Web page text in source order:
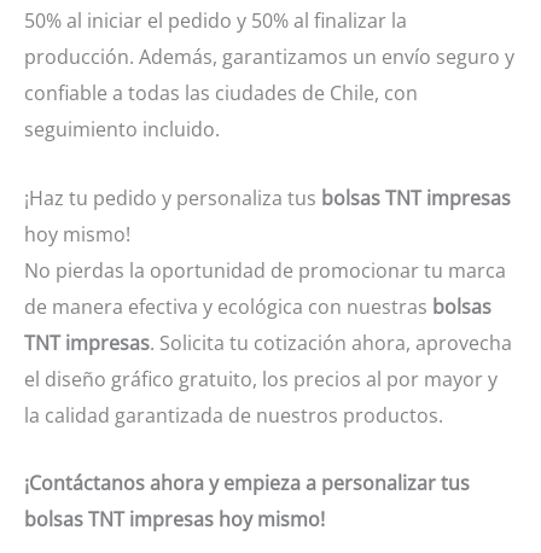
50% al iniciar el pedido y 50% al finalizar la
producción. Además, garantizamos un envío seguro y
confiable a todas las ciudades de Chile, con
seguimiento incluido.
¡Haz tu pedido y personaliza tus bolsas TNT impresas
hoy mismo!
No pierdas la oportunidad de promocionar tu marca
de manera efectiva y ecológica con nuestras bolsas
TNT impresas. Solicita tu cotización ahora, aprovecha
el diseño gráfico gratuito, los precios al por mayor y
la calidad garantizada de nuestros productos.
¡Contáctanos ahora y empieza a personalizar tus
bolsas TNT impresas hoy mismo!